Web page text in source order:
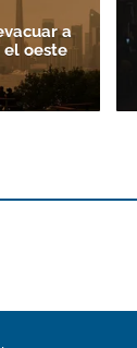
a
el oeste